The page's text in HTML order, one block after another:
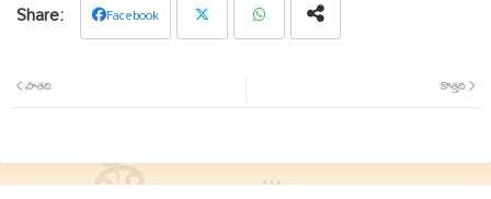
Facebook
కొత్తది
పాతది